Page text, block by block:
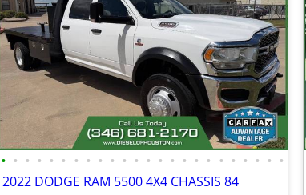
• • • • • • • • • • • • • • • • • • • • • • • •
2022 DODGE RAM 5500 4X4 CHASSIS 84